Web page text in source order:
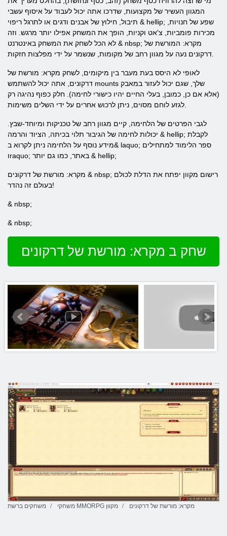
המגוון העשיר של מקצועות, שדרכו אתה יכול לעבוד על איסוף עשבי
תיבול, חילוץ של אבנים ודגים או לתרגל ריפוי & hellip; שפע של חנויות,
מכירות פומביות, צ'אט וקניות, הופך את המשחק אפילו יותר מרגש. וזה
לא הכל לשחק את המשחק באינטרנט & nbsp; מקרא: המורשת של
לאופי לא היסס בעת מעבר בין מיקומים, לשחק מקרא: מורשת של
דרקונים, אתה יכול להשתמש mounts שלך, שגם יכול לעזור במאבק
(אלא אם כן, כמובן, בעלי החיים יהיו כישורי לחימה). חלק כפוף נהיגה רק
לגבי הפרטים של הלחימה, קיים מגוון רחב של טכניקות ומיוחד-שבץ.
יכולות לחימה של הגיבור תלוי בכיתה, הציוד והרמה & hellip; לקבלת
מידע נוסף על הלחימה ניתן לקרוא ב& laquo; ספר הלימוד למתחילים
וraquo; באתר, כמו גם יותר & hellip;
מקרא: מורשת של דרקונים & nbsp; רישום מקוון יפתח את הדלת לכולם
בעולם זה נהדר!
& nbsp;
& nbsp;
שחק ב מקרא: מורשת של דרקונים
משחקים ברשת משחקי MMORPG מקוון מקרא: מורשת של דרקונים